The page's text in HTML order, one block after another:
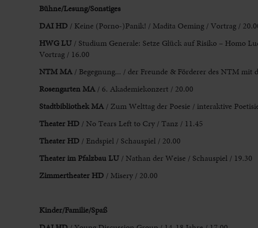
Bühne/Lesung/Sonstiges
DAI HD/ Keine (Porno-)Panik! / Madita Oeming / Vortrag /
HWG LU / Studium Generale: Setze Glück auf Risiko – Homo
Vortrag / 16.00
NTM MA/ Begegnung... / der Freunde & Förderer des NTM mit
Rosengarten MA/ 6. Akademiekonzert / 20.00
Stadtbibliothek MA/ Zum Welttag der Poesie / interaktive
Theater HD / No Tears Left to Cry / Tanz / 11.45
Theater HD / Endspiel / Schauspiel / 20.00
Theater im Pfalzbau LU/ Nathan der Weise / Schauspiel / 19.30
Zimmertheater HD / Misery / 20.00
Kinder/Familie/Spaß